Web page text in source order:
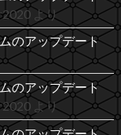
より
のアップデート
のアップデート
より